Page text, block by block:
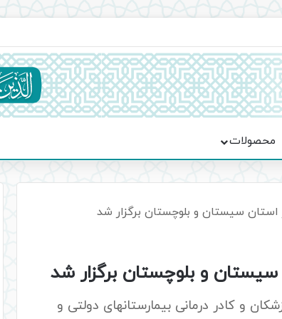
و تمدن‌سازی امت اسلامی
محصولات
سیستان و بلوچستان برگزار شد
و بلوچستان برگزار شد
و کادر درمانی بیمارستانهای دولتی و